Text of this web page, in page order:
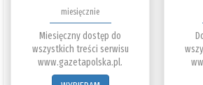
miesięcznie
Miesięczny dostęp do
wszystkich treści serwisu
www.gazetapolska.pl.